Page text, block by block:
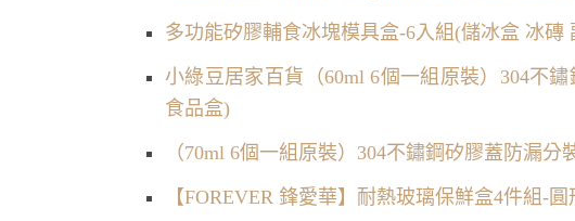
多功能矽膠輔食冰塊模具盒-6入組(儲冰盒 冰
小綠豆居家百貨（60ml 6個一組原裝）304不
食品盒)
（70ml 6個一組原裝）304不鏽鋼矽膠蓋防漏
【FOREVER 鋒愛華】耐熱玻璃保鮮盒4件組-